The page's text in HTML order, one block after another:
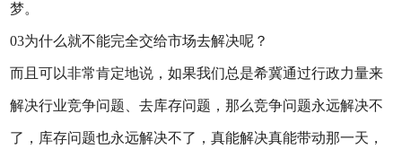
梦。
03为什么就不能完全交给市场去解决呢？
而且可以非常肯定地说，如果我们总是希冀通过行政力量来
解决行业竞争问题、去库存问题，那么竞争问题永远解决不
了，库存问题也永远解决不了，真能解决真能带动那一天，